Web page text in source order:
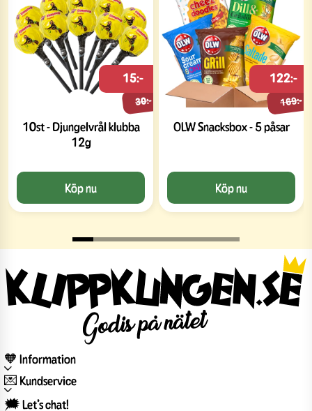
10st - Djungelvrål klubba
12g
30:-
15:-
Köp nu
OLW Snacksbox - 5 påsar
169:-
122:-
Köp nu
🧡 Information
💌 Kundservice
🗯️ Let’s chat!